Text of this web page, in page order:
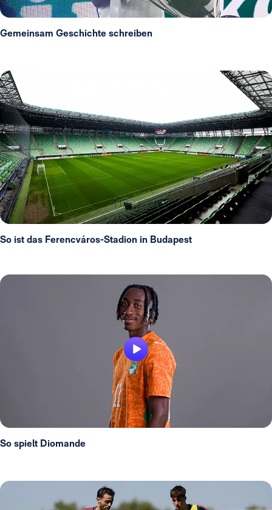
Gemeinsam Geschichte schreiben
So ist das Ferencváros-Stadion in Budapest
So spielt Diomande